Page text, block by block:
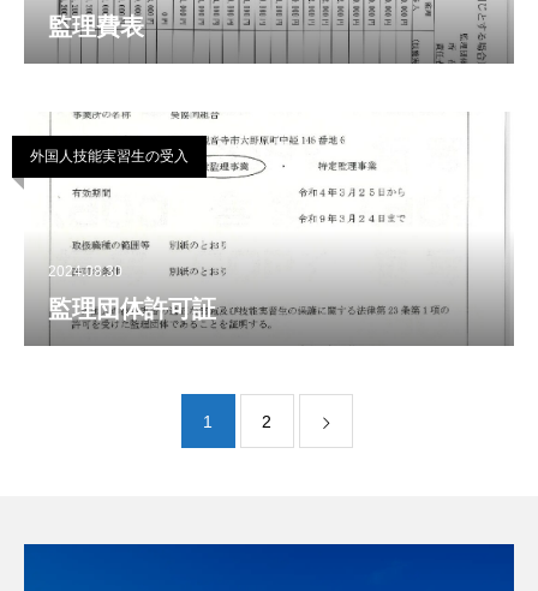
監理費表
外国人技能実習生の受入
2024.08.30
監理団体許可証
1 2